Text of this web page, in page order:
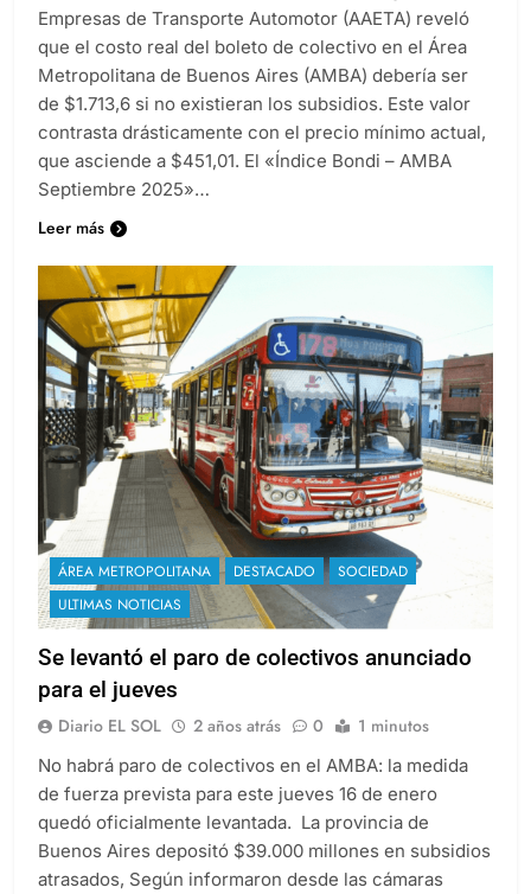
Empresas de Transporte Automotor (AAETA) reveló
que el costo real del boleto de colectivo en el Área
Metropolitana de Buenos Aires (AMBA) debería ser
de $1.713,6 si no existieran los subsidios. Este valor
contrasta drásticamente con el precio mínimo actual,
que asciende a $451,01. El «Índice Bondi – AMBA
Septiembre 2025»…
Leer más
ÁREA METROPOLITANA DESTACADO
SOCIEDAD
ULTIMAS NOTICIAS
Se levantó el paro de colectivos anunciado
para el jueves
Diario EL SOL 2 años atrás 0 1 minutos
No habrá paro de colectivos en el AMBA: la medida
de fuerza prevista para este jueves 16 de enero
quedó oficialmente levantada. La provincia de
Buenos Aires depositó $39.000 millones en subsidios
atrasados, Según informaron desde las cámaras